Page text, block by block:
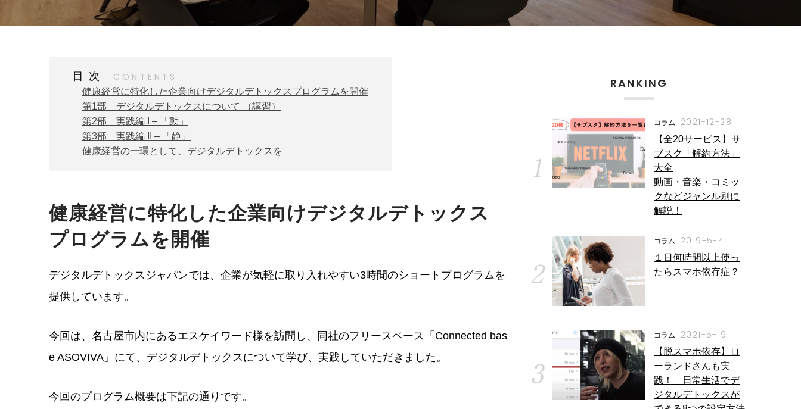
目次
健康経営に特化した企業向けデジタルデトックスプログラムを開催
第1部 デジタルデトックスについて （講習）
第2部 実践編 I – 「動」
第3部 実践編 II – 「静」
健康経営の一環として、デジタルデトックスを
健康経営に特化した企業向けデジタルデトックス
プログラムを開催
デジタルデトックスジャパンでは、企業が気軽に取り入れやすい3時間のショートプログラムを
提供しています。
今回は、名古屋市内にあるエスケイワード様を訪問し、同社のフリースペース「Connected bas
e ASOVIVA」にて、デジタルデトックスについて学び、実践していただきました。
今回のプログラム概要は下記の通りです。
RANKING
コラム 2021-12-28
【全20サービス】サ
ブスク「解約方法」
大全
動画・音楽・コミッ
クなどジャンル別に
解説！
コラム 2019-5-4
１日何時間以上使っ
たらスマホ依存症？
コラム 2021-5-19
【脱スマホ依存】ロ
ーランドさんも実
践！ 日常生活でデ
ジタルデトックスが